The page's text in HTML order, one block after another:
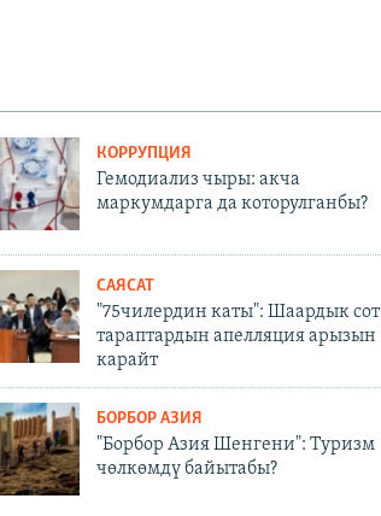
КОРРУПЦИЯ
Гемодиализ чыры: акча
маркумдарга да которулганбы?
САЯСАТ
"75чилердин каты": Шаардык сот
тараптардын апелляция арызын
карайт
БОРБОР АЗИЯ
"Борбор Азия Шенгени": Туризм
чөлкөмдү байытабы?